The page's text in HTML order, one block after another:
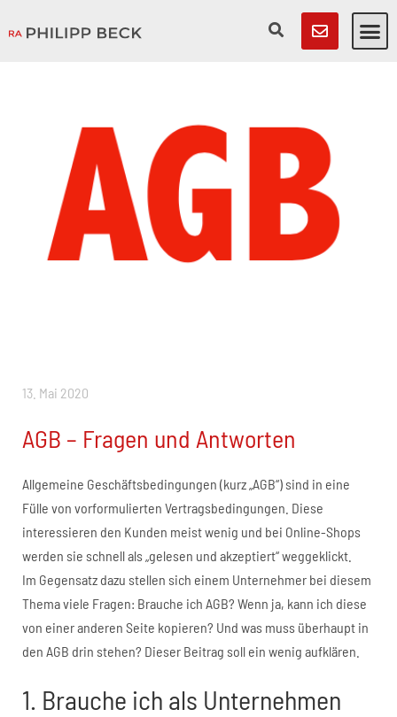
13. Mai 2020
AGB – Fragen und Antworten
Allgemeine Geschäftsbedingungen (kurz „AGB“) sind in eine
Fülle von vorformulierten Vertragsbedingungen. Diese
interessieren den Kunden meist wenig und bei Online-Shops
werden sie schnell als „gelesen und akzeptiert“ weggeklickt.
Im Gegensatz dazu stellen sich einem Unternehmer bei diesem
Thema viele Fragen: Brauche ich AGB? Wenn ja, kann ich diese
von einer anderen Seite kopieren? Und was muss überhaupt in
den AGB drin stehen? Dieser Beitrag soll ein wenig aufklären.
1. Brauche ich als Unternehmen